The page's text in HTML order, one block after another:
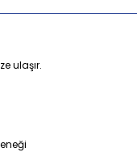
ulaşır.